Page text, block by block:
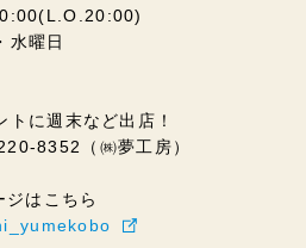
水曜日
に週末など出店！
8352（㈱夢工房）
はこちら